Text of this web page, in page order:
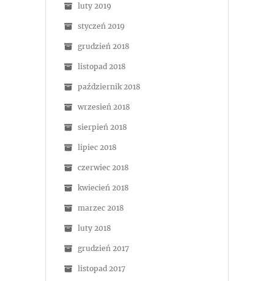
luty 2019
styczeń 2019
grudzień 2018
listopad 2018
październik 2018
wrzesień 2018
sierpień 2018
lipiec 2018
czerwiec 2018
kwiecień 2018
marzec 2018
luty 2018
grudzień 2017
listopad 2017